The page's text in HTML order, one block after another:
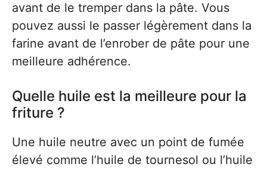
avant de le tremper dans la pâte. Vous
pouvez aussi le passer légèrement dans la
farine avant de l’enrober de pâte pour une
meilleure adhérence.
Quelle huile est la meilleure pour la
friture ?
Une huile neutre avec un point de fumée
élevé comme l’huile de tournesol ou l’huile